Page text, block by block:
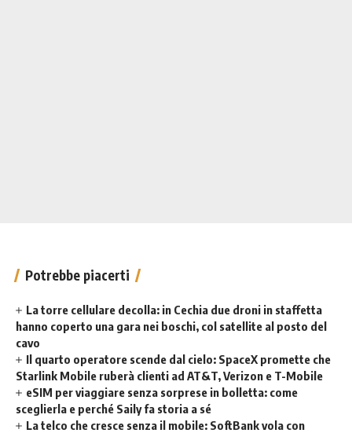
Potrebbe piacerti
La torre cellulare decolla: in Cechia due droni in staffetta
hanno coperto una gara nei boschi, col satellite al posto del
cavo
Il quarto operatore scende dal cielo: SpaceX promette che
Starlink Mobile ruberà clienti ad AT&T, Verizon e T-Mobile
eSIM per viaggiare senza sorprese in bolletta: come
sceglierla e perché Saily fa storia a sé
La telco che cresce senza il mobile: SoftBank vola con